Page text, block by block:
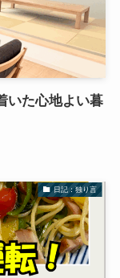
いた心地よい暮
日記：独り言